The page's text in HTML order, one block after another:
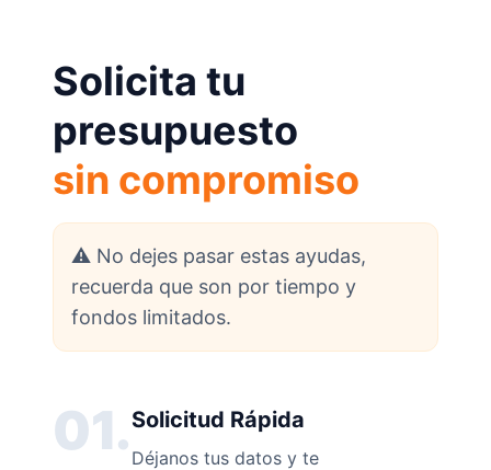
Solicita tu
presupuesto
sin compromiso
⚠️ No dejes pasar estas ayudas,
recuerda que son por tiempo y
fondos limitados.
01.Solicitud Rápida
Déjanos tus datos y te